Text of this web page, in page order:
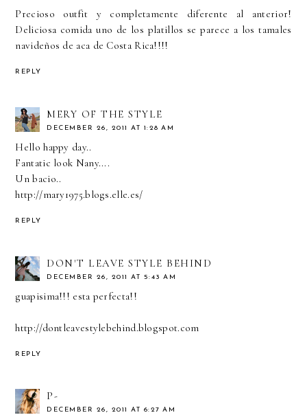
Precioso outfit y completamente diferente al anterior!
Deliciosa comida uno de los platillos se parece a los tamales
navideños de aca de Costa Rica!!!!
REPLY
MERY OF THE STYLE
DECEMBER 26, 2011 AT 1:28 AM
Hello happy day..
Fantatic look Nany....
Un bacio..
http://mary1975.blogs.elle.es/
REPLY
DON'T LEAVE STYLE BEHIND
DECEMBER 26, 2011 AT 5:43 AM
guapisima!!! esta perfecta!!
http://dontleavestylebehind.blogspot.com
REPLY
P-
DECEMBER 26, 2011 AT 6:27 AM